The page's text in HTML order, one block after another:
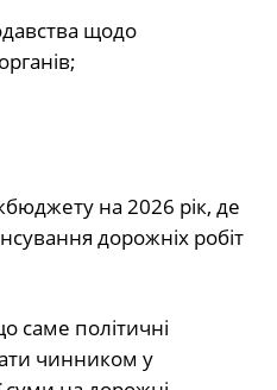
щодо
на 2026 рік, де
дорожніх робіт
саме політичні
чинником у